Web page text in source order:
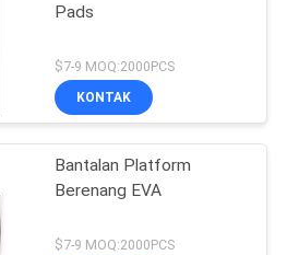
Pads
$7-9 MOQ:2000PCS
KONTAK
Bantalan Platform
Berenang EVA
$7-9 MOQ:2000PCS